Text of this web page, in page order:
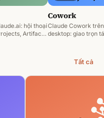
hội thoại
Artifacts
Cowork
Claude Cowork trên
desktop: giao trọn
Tất cả